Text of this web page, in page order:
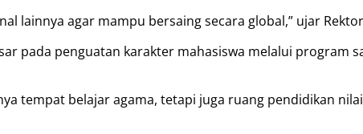
lainnya agar mampu bersaing secara global,” ujar
pada penguatan karakter mahasiswa melalui program
tempat belajar agama, tetapi juga ruang pendidikan